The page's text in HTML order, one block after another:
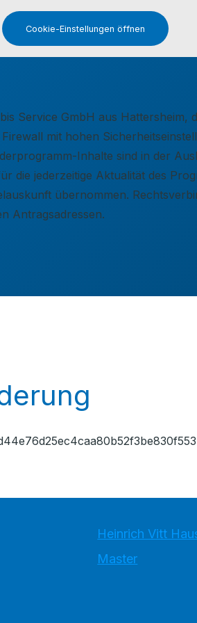
Cookie-Einstellungen öffnen
Service GmbH aus Hattersheim,
mit hohen
Inhalte sind in der
die jederzeitige Aktualität des
übernommen.
Antragsadressen.
Heinrich Vitt
Master